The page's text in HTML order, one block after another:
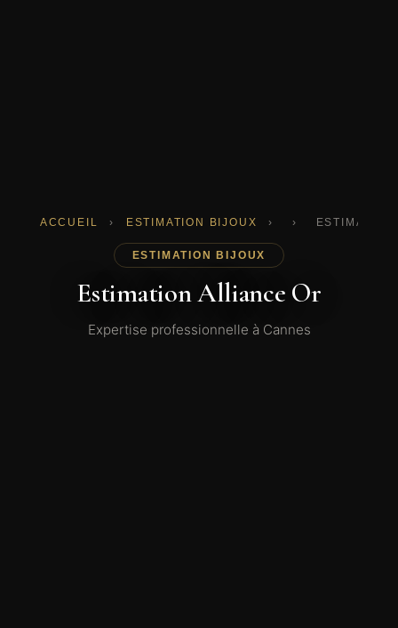
ACCUEIL › ESTIMATION BIJOUX › ›
ESTIMATION BIJOUX
Estimation Alliance Or
Expertise professionnelle à Cannes